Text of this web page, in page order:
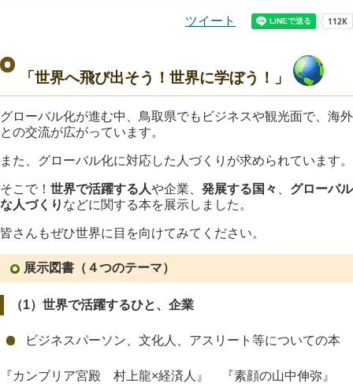
ツイート
「世界へ飛び出そう！世界に学ぼう！」
グローバル化が進む中、鳥取県でもビジネスや観光面で、海外
との交流が広がっています。
また、グローバル化に対応した人づくりが求められています。
そこで！ 世界で活躍する人や企業、 発展する国々
グローバル
な人づくり などに関する本を展示しました。
皆さんもぜひ世界に目を向けてみてください。
展示図書（４つのテーマ）
（1）世界で活躍するひと、企業
ビジネスパーソン、文化人、アスリート等についての本
『カンブリア宮殿 村上龍×経済人』 『素顔の山中伸弥』